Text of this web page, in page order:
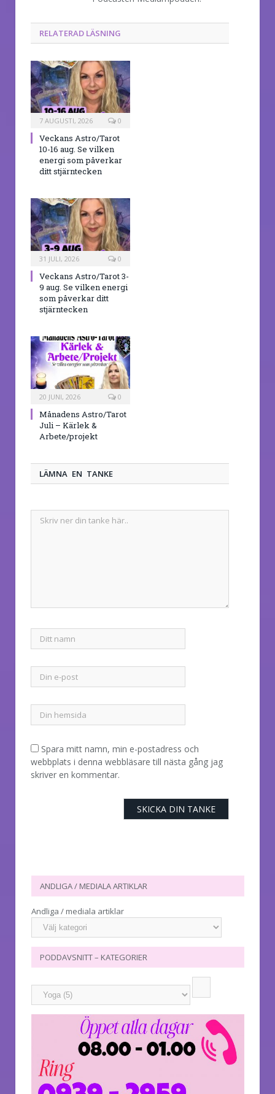
RELATERAD LÄSNING
7 AUGUSTI, 2026 0
Veckans Astro/Tarot
10-16 aug. Se vilken
energi som påverkar
ditt stjärntecken
31 JULI, 2026 0
Veckans Astro/Tarot 3-
9 aug. Se vilken energi
som påverkar ditt
stjärntecken
20 JUNI, 2026 0
Månadens Astro/Tarot
Juli – Kärlek &
Arbete/projekt
LÄMNA EN TANKE
Spara mitt namn, min e-postadress och
webbplats i denna webbläsare till nästa gång jag
skriver en kommentar.
ANDLIGA / MEDIALA ARTIKLAR
Andliga / mediala artiklar
PODDAVSNITT – KATEGORIER